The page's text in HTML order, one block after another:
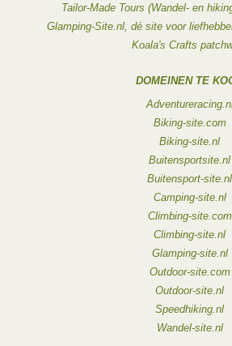
Tailor-Made Tours (Wandel- en
Glamping-Site.nl, dé site voor
Koala's Crafts
DOMEINEN TE
Biking-site.com
Biking-site.nl
Buitensportsite.nl
Buitensport-site.nl
Camping-site.nl
Climbing-site.com
Climbing-site.nl
Glamping-site.nl
Outdoor-site.com
Outdoor-site.nl
Speedhiking.nl
Wandel-site.nl